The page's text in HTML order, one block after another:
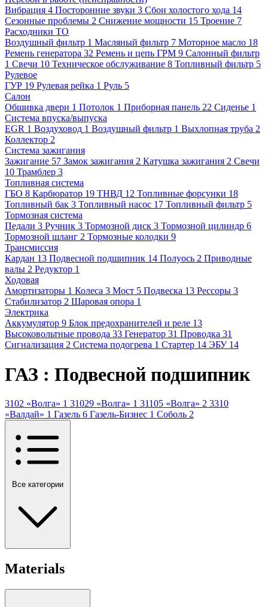
Вибрация 4 Посторонние звуки 3 Сбои холостого хода 14
Сезонные проблемы 2 Снижение мощности 15 Троение 7
Расходники ТО
Воздушный фильтр 1 Масляный фильтр 7 Моторное масло 18
Ремень генератора 32 Ремень и цепь ГРМ 9 Салонный фильтр
1 Свечи 10 Техническое обслуживание 8 Топливный фильтр 5
Рулевое
ГУР 19 Рулевая рейка 1 Руль 5
Салон
Обшивка двери 1 Потолок 1 Приборная панель 22 Сиденье 1
Система впуска/выпуска
EGR 1 Воздуховод 1 Воздушный фильтр 1 Выхлопная труба 2
Коллектор 2
Система зажигания
Зажигание 57 Замок зажигания 2 Катушка зажигания 2 Свечи
10 Трамблер 3
Топливная система
ГБО 8 Карбюратор 19 ТНВД 12 Топливные форсунки 18
Топливный бак 3 Топливный насос 17 Топливный фильтр 5
Тормозная система
Педали 3 Ручник 3 Тормозной диск 3 Тормозной цилиндр 6
Тормозной шланг 2 Тормозные колодки 9
Трансмиссия
Кардан 13 Подвесной подшипник 14 Полуось 2 Приводные
валы 2 Редуктор 1
Ходовая
Амортизаторы 1 Колеса 3 Мост 5 Подвеска 13 Рессоры 3
Стабилизатор 2 Шаровая опора 1
Электрика
Аккумулятор 9 Блок предохранителей и реле 13
Высоковольтные провода 33 Генератор 31 Проводка 31
Сигнализация 2 Система подогрева 1 Стартер 14 ЭБУ 14
ГАЗ : Подвесной подшипник
3102 «Волга» 1 31029 «Волга» 1 31105 «Волга» 2 3310
«Валдай» 1 Газель 6 Газель-Бизнес 1 Соболь 2
Все категории
Materials